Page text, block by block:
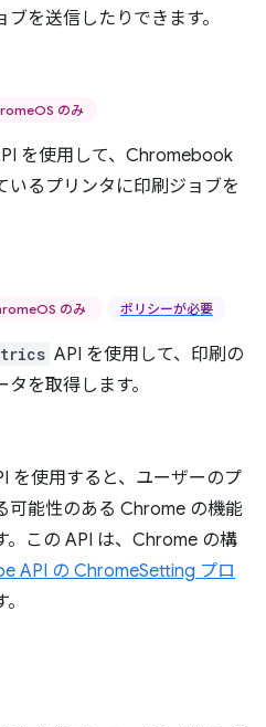
を送信したりできます。
のみ
を使用して、Chromebook
いるプリンタに印刷ジョブを
のみ ポリシーが必要
API を使用して、印刷の
を取得します。
を使用すると、ユーザーのプ
可能性のある Chrome の機能
。この API は、Chrome の構
API の ChromeSetting プロ